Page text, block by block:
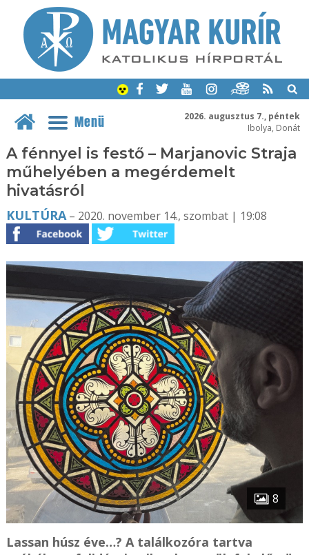
2026. augusztus 7., péntek
Ibolya, Donát
Menü
A fénnyel is festő – Marjanovic Straja
műhelyében a megérdemelt
hivatásról
KULTÚRA– 2020. november 14., szombat | 19:08
8
Lassan húsz éve…? A találkozóra tartva